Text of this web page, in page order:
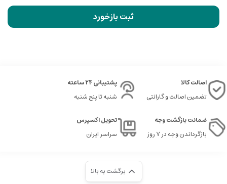
ثبت بازخورد
اصالت کالا
تضمین اصالت و گارانتی
پشتیبانی 24 ساعته
شنبه تا پنج شنبه
ضمانت بازگشت وجه
بازگرداندن وجه در ۷ روز
تحویل اکسپرس
سراسر ایران
برگشت به بالا